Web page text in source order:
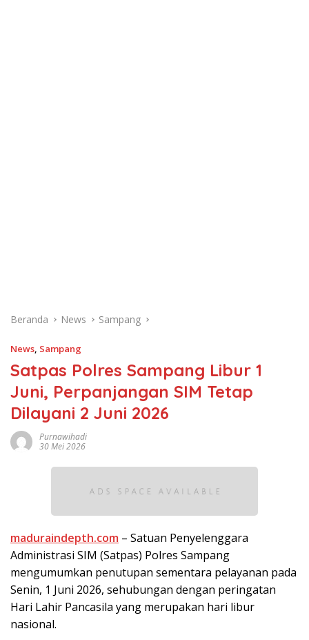
Beranda News Sampang
News, Sampang
Satpas Polres Sampang Libur 1
Juni, Perpanjangan SIM Tetap
Dilayani 2 Juni 2026
Purnawihadi
30 Mei 2026
maduraindepth.com – Satuan Penyelenggara
Administrasi SIM (Satpas) Polres Sampang
mengumumkan penutupan sementara pelayanan pada
Senin, 1 Juni 2026, sehubungan dengan peringatan
Hari Lahir Pancasila yang merupakan hari libur
nasional.